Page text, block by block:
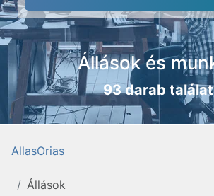
Állások és
93 darab találat
AllasOrias
Állások